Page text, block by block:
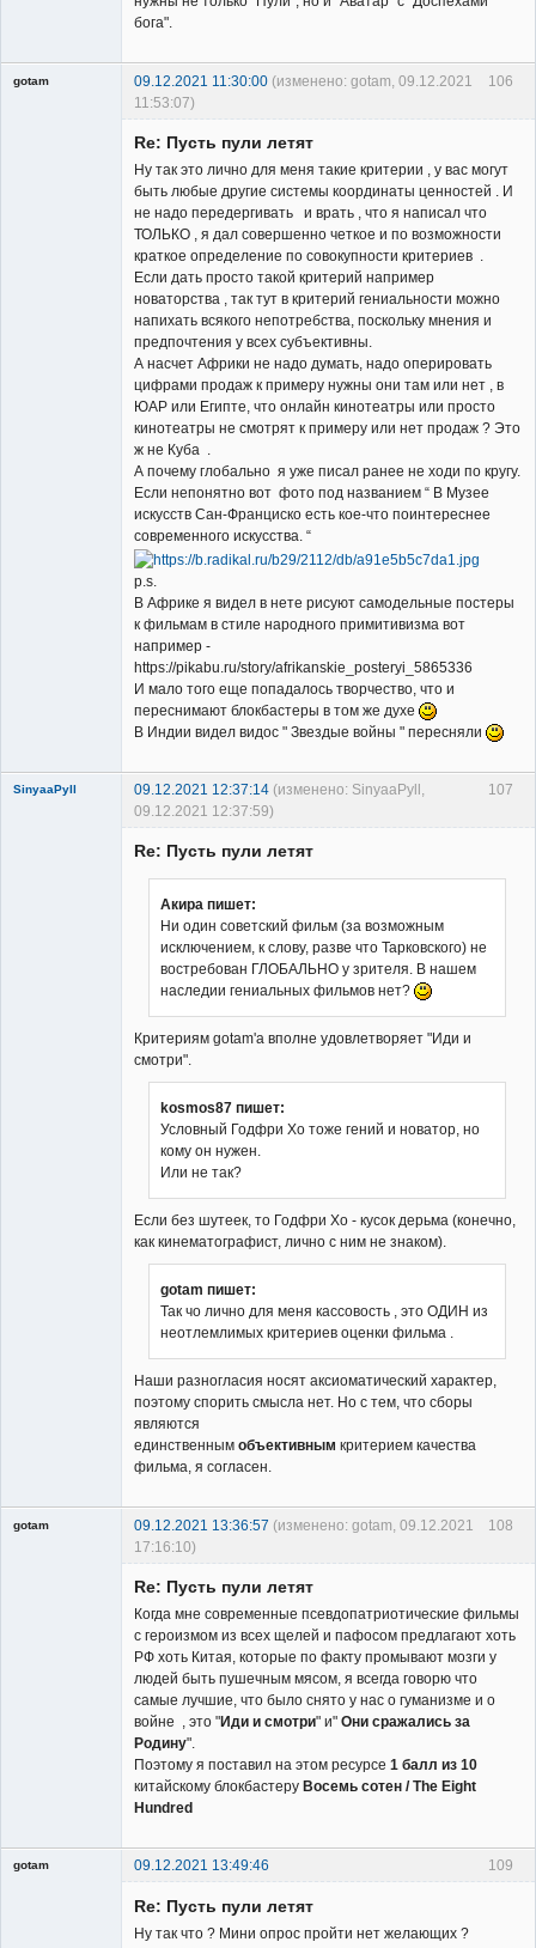
бога".
106
gotam 09.12.2021 11:30:00 (изменено: gotam, 09.12.2021
11:53:07)
Re: Пусть пули летят
Ну так это лично для меня такие критерии , у вас могут
быть любые другие системы координаты ценностей . И
не надо передергивать и врать , что я написал что
ТОЛЬКО , я дал совершенно четкое и по возможности
краткое определение по совокупности критериев .
Если дать просто такой критерий например
новаторства , так тут в критерий гениальности можно
напихать всякого непотребства, поскольку мнения и
предпочтения у всех субъективны.
А насчет Африки не надо думать, надо оперировать
цифрами продаж к примеру нужны они там или нет , в
ЮАР или Египте, что онлайн кинотеатры или просто
кинотеатры не смотрят к примеру или нет продаж ? Это
ж не Куба .
А почему глобально я уже писал ранее не ходи по кругу.
Если непонятно вот фото под названием “ В Музее
искусств Сан-Франциско есть кое-что поинтереснее
современного искусства. “
p.s.
В Африке я видел в нете рисуют самодельные постеры
к фильмам в стиле народного примитивизма вот
например -
https://pikabu.ru/story/afrikanskie_posteryi_5865336
И мало того еще попадалось творчество, что и
переснимают блокбастеры в том же духе
В Индии видел видос " Звездые войны " пересняли
107
SinyaaPyll 09.12.2021 12:37:14 (изменено: SinyaaPyll,
09.12.2021 12:37:59)
Re: Пусть пули летят
Акира пишет:
Ни один советский фильм (за возможным
исключением, к слову, разве что Тарковского) не
востребован ГЛОБАЛЬНО у зрителя. В нашем
наследии гениальных фильмов нет?
Критериям gotam'а вполне удовлетворяет "Иди и
смотри".
kosmos87 пишет:
Условный Годфри Хо тоже гений и новатор, но
кому он нужен.
Или не так?
Если без шутеек, то Годфри Хо - кусок дерьма (конечно,
как кинематографист, лично с ним не знаком).
gotam пишет:
Так чо лично для меня кассовость , это ОДИН из
неотлемлимых критериев оценки фильма .
Наши разногласия носят аксиоматический характер,
поэтому спорить смысла нет. Но с тем, что сборы
являются
единственным объективным критерием качества
фильма, я согласен.
108
gotam 09.12.2021 13:36:57 (изменено: gotam, 09.12.2021
17:16:10)
Re: Пусть пули летят
Когда мне современные псевдопатриотические фильмы
с героизмом из всех щелей и пафосом предлагают хоть
РФ хоть Китая, которые по факту промывают мозги у
людей быть пушечным мясом, я всегда говорю что
самые лучшие, что было снято у нас о гуманизме и о
войне , это "Иди и смотри" и" Они сражались за
Родину".
Поэтому я поставил на этом ресурсе 1 балл из 10
китайскому блокбастеру Восемь сотен / The Eight
Hundred
109
gotam
09.12.2021 13:49:46
Re: Пусть пули летят
Ну так что ? Мини опрос пройти нет желающих ?